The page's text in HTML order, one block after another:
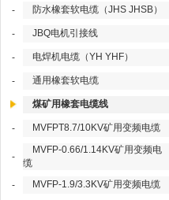
- 防水橡套软电缆（JHS JHSB）
- JBQ电机引接线
- 电焊机电缆（YH YHF）
- 通用橡套软电缆
煤矿用橡套电缆线
- MVFPT8.7/10KV矿用变频电缆
-
MVFP-0.66/1.14KV矿用变频电
缆
-
MVFP-1.9/3.3KV矿用变频电缆